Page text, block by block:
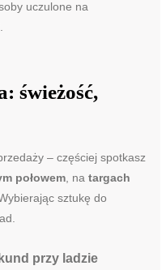
uczulone na
świeżość,
– częściej spotkasz
połowem, na targach
sztukę do
przy ladzie